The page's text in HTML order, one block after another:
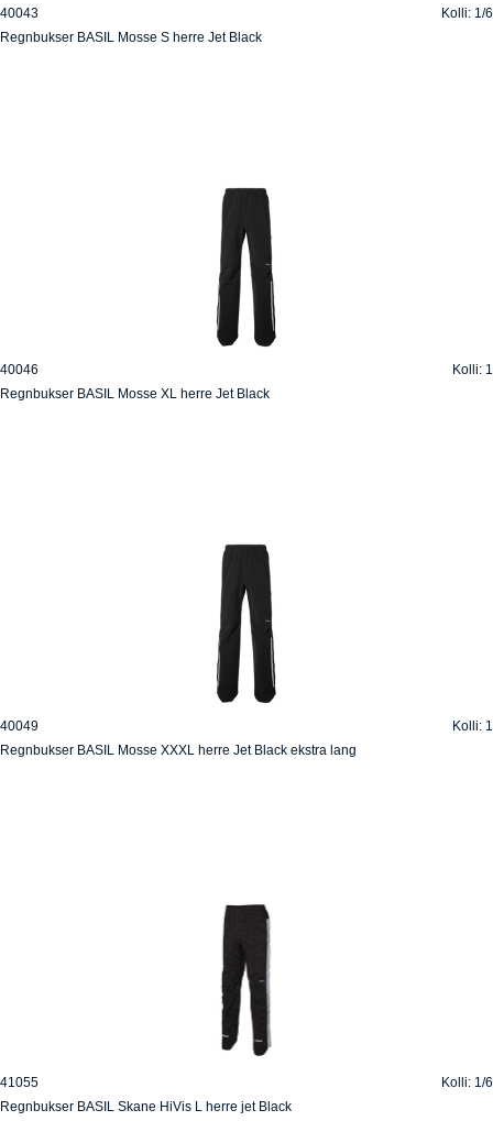
40043
Kolli: 1/6
Regnbukser BASIL Mosse S herre Jet Black
40046
Kolli: 1
Regnbukser BASIL Mosse XL herre Jet Black
40049
Kolli: 1
Regnbukser BASIL Mosse XXXL herre Jet Black ekstra lang
41055
Kolli: 1/6
Regnbukser BASIL Skane HiVis L herre jet Black